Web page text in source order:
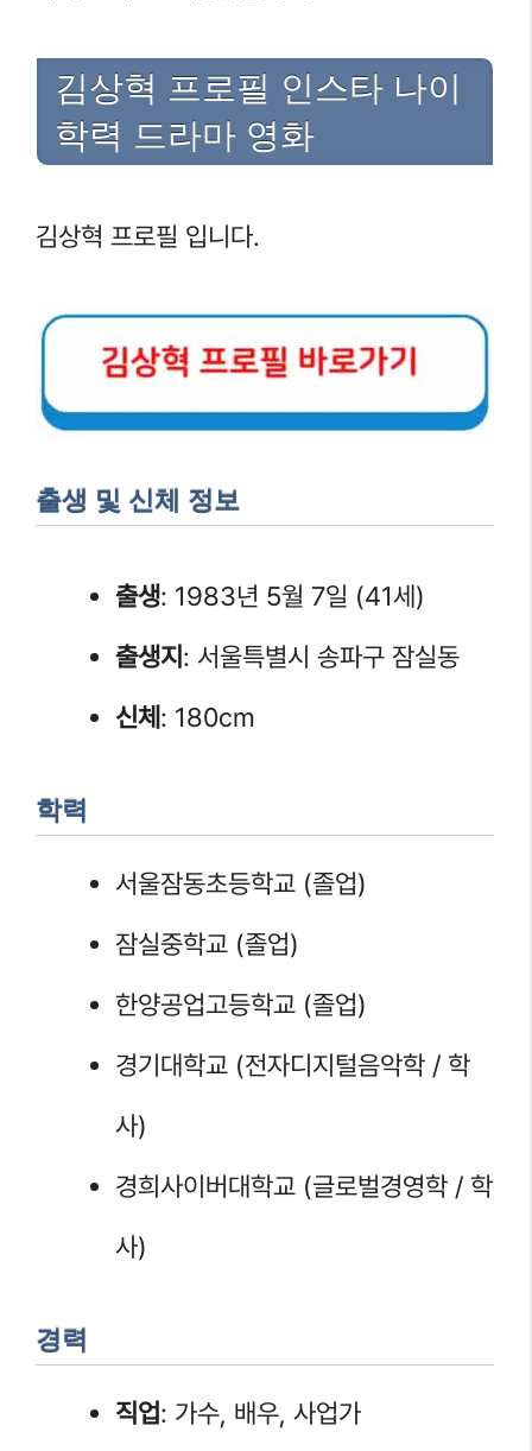
김상혁 프로필 인스타 나이
학력 드라마 영화
김상혁 프로필 입니다.
출생 및 신체 정보
출생: 1983년 5월 7일 (41세)
출생지 : 서울특별시 송파구 잠실동
신체 : 180cm
학력
서울잠동초등학교 (졸업)
잠실중학교 (졸업)
한양공업고등학교 (졸업)
경기대학교 (전자디지털음악학 / 학
사)
경희사이버대학교 (글로벌경영학 / 학
사)
경력
직업: 가수, 배우, 사업가